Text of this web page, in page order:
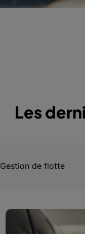
Les
Gestion de flotte